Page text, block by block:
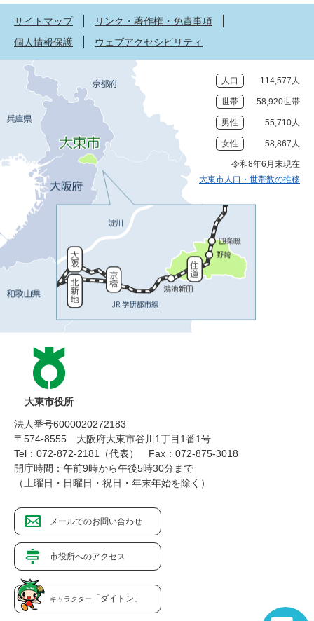
サイトマップ
リンク・著作権・免責事項
個人情報保護
ウェブアクセシビリティ
人口 114,577人
世帯 58,920世帯
男性 55,710人
女性 58,867人
令和8年6月末現在
大東市人口・世帯数の推移
大東市役所
法人番号6000020272183
〒574-8555 大阪府大東市谷川1丁目1番1号
Tel：072-872-2181（代表）
Fax：072-875-3018
開庁時間：午前9時から午後5時30分まで
（土曜日・日曜日・祝日・年末年始を除く）
メールでのお問い合わせ
市役所へのアクセス
キャラクター 「ダイトン」